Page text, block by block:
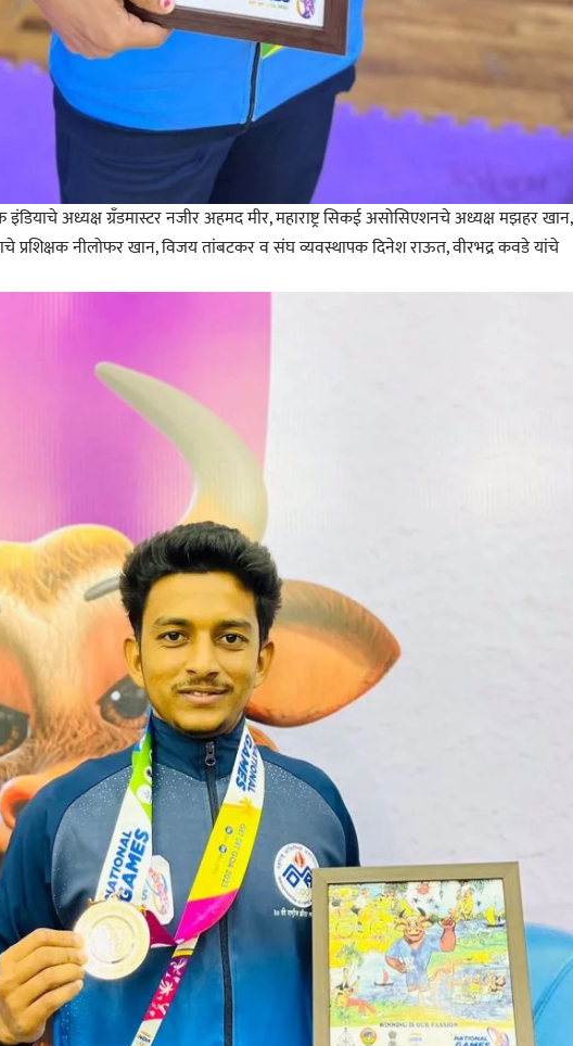
अध्यक्ष ग्रँडमास्टर नजीर अहमद मीर, महाराष्ट्र सिकई असोसिएशनचे अध्यक्ष मझहर खान,
प्रशिक्षक नीलोफर खान, विजय तांबटकर व संघ व्यवस्थापक दिनेश राऊत, वीरभद्र कवडे यांचे